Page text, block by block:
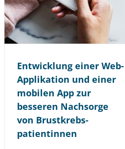
Entwicklung einer Web-
Applikation und einer
mobilen App zur
besseren Nachsorge
von Brustkrebs­
patientinnen